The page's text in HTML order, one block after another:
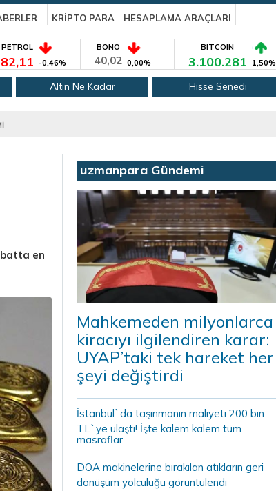
KRİPTO PARA
HESAPLAMA ARAÇLARI
PETROL
82,11 -0,46%
BONO
40,02 0,00%
BITCOIN
3.100.281 1,50%
Altın Ne Kadar Hisse Senedi
en
uzmanpara Gündemi
Mahkemeden milyonlarca
kiracıyı ilgilendiren karar:
UYAP’taki tek hareket her
şeyi değiştirdi
İstanbul`da taşınmanın maliyeti 200 bin
TL`ye ulaştı! İşte kalem kalem tüm
masraflar
DOA makinelerine bırakılan atıkların geri
dönüşüm yolculuğu görüntülendi